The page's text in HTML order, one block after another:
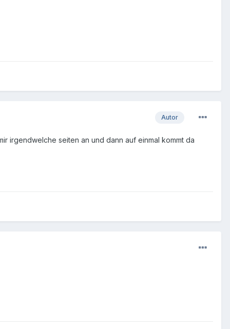
Autor
irgendwelche seiten an und dann auf einmal kommt da